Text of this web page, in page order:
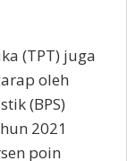
(TPT) juga
oleh
(BPS)
2021
poin